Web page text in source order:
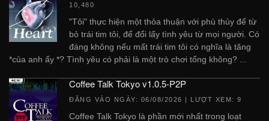
10,480
"Tôi" thực hiện một thỏa thuận với phù thủy để từ
bỏ trái tim tôi, để đổi lấy tình yêu từ mọi người. Có
đáng không nếu mất trái tim tôi có nghĩa là tăng
*của anh ấy *? Tình yêu có phải là một trò chơi tổng không? ...
Coffee Talk Tokyo v1.0.5-P2P
ĐĂNG VÀO NGÀY: 06/08/2026 | LƯỢT XEM: 9
Coffee Talk Tokyo là phần mới nhất trong loạt